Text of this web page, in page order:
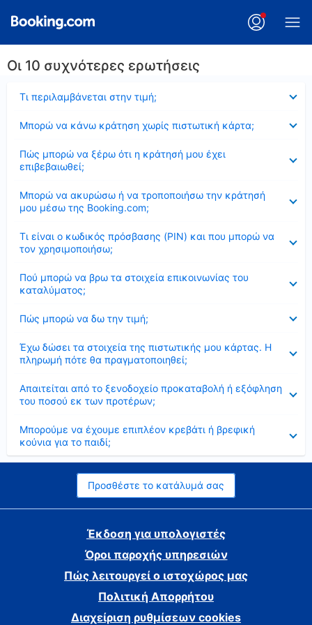
Οι 10 συχνότερες ερωτήσεις
Τι περιλαμβάνεται στην τιμή;
Μπορώ να κάνω κράτηση χωρίς πιστωτική κάρτα;
Πώς μπορώ να ξέρω ότι η κράτησή μου έχει
επιβεβαιωθεί;
Μπορώ να ακυρώσω ή να τροποποιήσω την κράτησή
μου μέσω της Booking.com;
Τι είναι ο κωδικός πρόσβασης (PIN) και που μπορώ να
τον χρησιμοποιήσω;
Πού μπορώ να βρω τα στοιχεία επικοινωνίας του
καταλύματος;
Πώς μπορώ να δω την τιμή;
Έχω δώσει τα στοιχεία της πιστωτικής μου κάρτας. Η
πληρωμή πότε θα πραγματοποιηθεί;
Απαιτείται από το ξενοδοχείο προκαταβολή ή εξόφληση
του ποσού εκ των προτέρων;
Μπορούμε να έχουμε επιπλέον κρεβάτι ή βρεφική
κούνια για το παιδί;
Προσθέστε το κατάλυμά σας
Έκδοση για υπολογιστές
Όροι παροχής υπηρεσιών
Πώς λειτουργεί ο ιστοχώρος μας
Πολιτική Απορρήτου
Διαχείριση ρυθμίσεων cookies